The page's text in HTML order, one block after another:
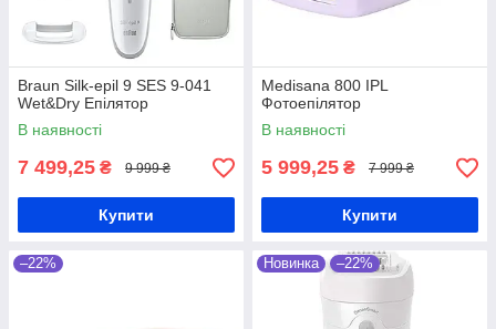
Braun Silk-epil 9 SES 9-041
Wet&Dry Епілятор
В наявності
7 499,25 ₴ 9 999 ₴
Купити
Medisana 800 IPL
Фотоепілятор
В наявності
5 999,25 ₴ 7 999 ₴
Купити
–22% Новинка –22%